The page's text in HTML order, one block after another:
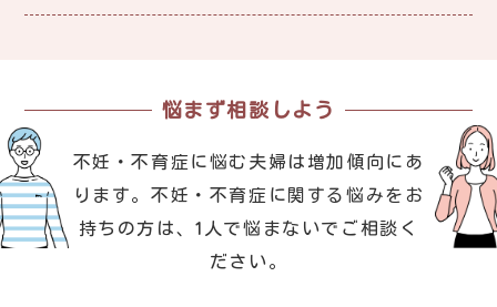
悩まず相談しよう
不妊・不育症に悩む夫婦は増加傾向にあ
ります。 不妊・不育症に関する悩みをお
持ちの方は、1人で悩まないでご相談く
ださい。